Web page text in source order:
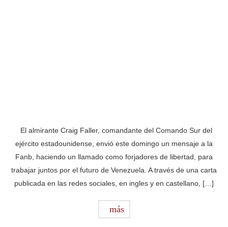
El almirante Craig Faller, comandante del Comando Sur del
ejército estadounidense, envió este domingo un mensaje a la
Fanb, haciendo un llamado como forjadores de libertad, para
trabajar juntos por el futuro de Venezuela. A través de una carta
publicada en las redes sociales, en ingles y en castellano, […]
más